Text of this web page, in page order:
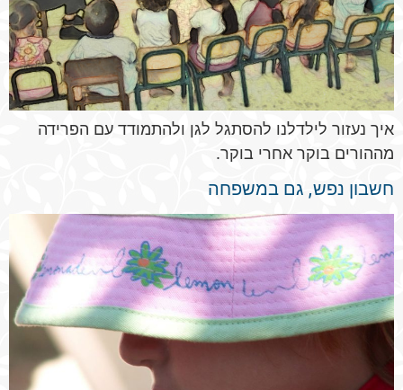
איך נעזור לילדלנו להסתגל לגן ולהתמודד עם הפרידה
מההורים בוקר אחרי בוקר.
חשבון נפש, גם במשפחה